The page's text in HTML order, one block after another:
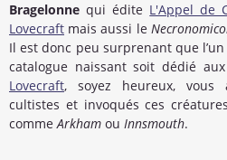
Bragelonne qui édite L'Appel de
Lovecraft mais aussi le
Il est donc peu surprenant que
catalogue naissant soit dédié
Lovecraft, soyez heureux, vous
cultistes et invoqués ces
commeArkham ou Innsmouth.